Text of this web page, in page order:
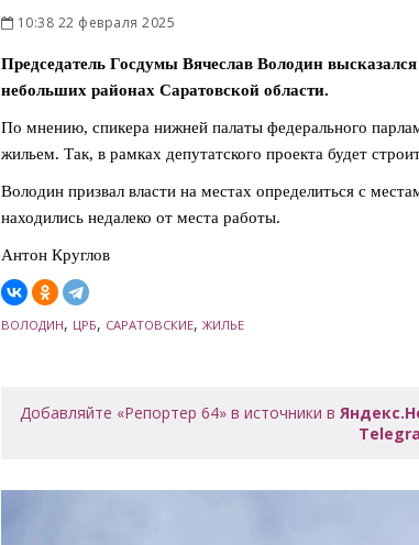
10:38 22 февраля 2025
Председатель Госдумы Вячеслав Володин
небольших районах Саратовской области.
По мнению, спикера нижней палаты федерального
жильем. Так, в рамках депутатского проекта будет
Володин призвал власти на местах определиться с
находились недалеко от места работы.
Антон Круглов
ВОЛОДИН, ЦРБ, САРАТОВСКИЕ, ЖИЛЬЕ
Добавляйте «Репортер 64» в источники в